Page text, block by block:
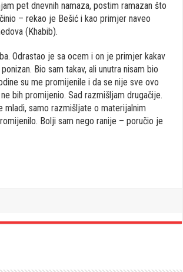
pet dnevnih namaza, postim ramazan što
– rekao je Bešić i kao primjer naveo
(Khabib).
Odrastao je sa ocem i on je primjer kakav
Bio sam takav, ali unutra nisam bio
su me promijenile i da se nije sve ovo
bih promijenio. Sad razmišljam drugačije.
mladi, samo razmišljate o materijalnim
Bolji sam nego ranije – poručio je